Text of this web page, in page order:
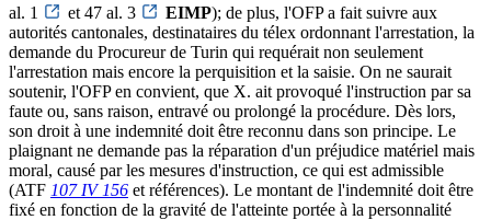
al. 1
et 47 al. 3 EIMP); de plus, l'OFP a fait suivre aux
autorités cantonales, destinataires du télex ordonnant l'arrestation, la
demande du Procureur de Turin qui requérait non seulement
l'arrestation mais encore la perquisition et la saisie. On ne saurait
soutenir, l'OFP en convient, que X. ait provoqué l'instruction par sa
faute ou, sans raison, entravé ou prolongé la procédure. Dès lors,
son droit à une indemnité doit être reconnu dans son principe. Le
plaignant ne demande pas la réparation d'un préjudice matériel mais
moral, causé par les mesures d'instruction, ce qui est admissible
(ATF 107 IV 156 et références). Le montant de l'indemnité doit être
fixé en fonction de la gravité de l'atteinte portée à la personnalité